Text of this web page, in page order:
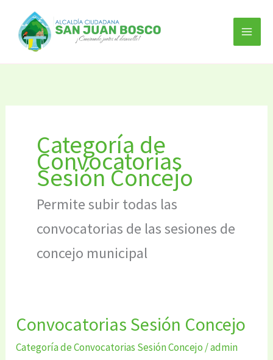
contenido
Categoría de
Convocatorias
Sesión Concejo
Permite subir todas las
convocatorias de las sesiones de
concejo municipal
Convocatorias Sesión Concejo
Categoría de Convocatorias Sesión Concejo /admin
Convocatorias
Concejo